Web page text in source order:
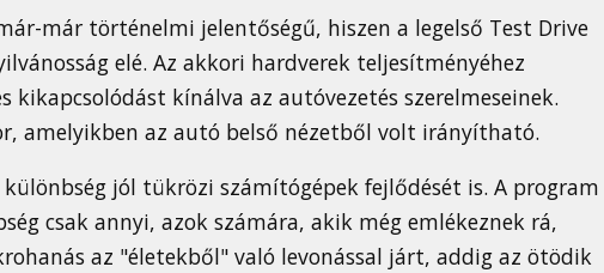
már történelmi jelentőségű, hiszen a legelső Test Drive
elé. Az akkori hardverek teljesítményéhez
kikapcsolódást kínálva az autóvezetés szerelmeseinek.
amelyikben az autó belső nézetből volt irányítható.
jól tükrözi számítógépek fejlődését is. A program
csak annyi, azok számára, akik még emlékeznek rá,
az "életekből" való levonással járt, addig az ötödik